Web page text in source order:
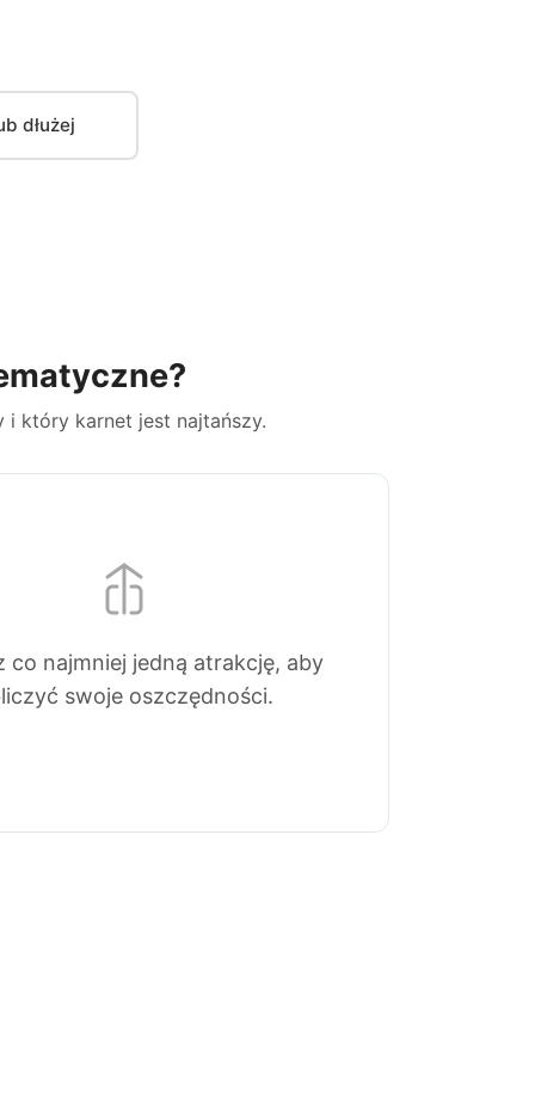
dłużej
który karnet jest najtańszy.
co najmniej jedną atrakcję, aby
swoje oszczędności.